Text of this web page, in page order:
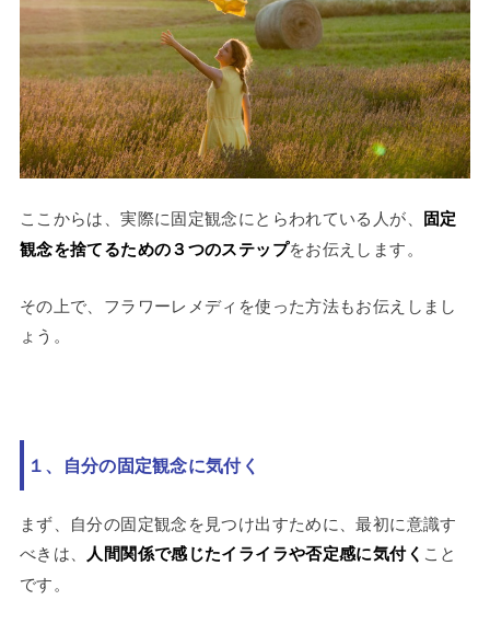
ここからは、実際に固定観念にとらわれている人が、 固定
観念を捨てるための３つのステップをお伝えします。
その上で、フラワーレメディを使った方法もお伝えしまし
ょう。
１、自分の固定観念に気付く
まず、自分の固定観念を見つけ出すために、最初に意識す
べきは、 人間関係で感じたイライラや否定感に気付く こと
です。